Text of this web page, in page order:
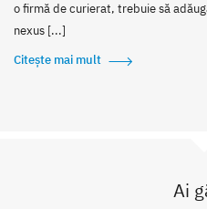
o firmă de curierat, trebuie să
nexus [...]
Citește mai mult
Ai